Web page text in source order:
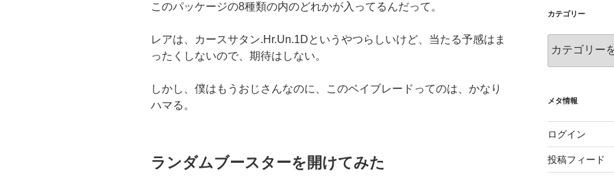
このパッケージの8種類の内のどれかが入ってるんだって。
レアは、カースサタン.Hr.Un.1Dというやつらしいけど、当たる予感はま
ったくしないので、期待はしない。
しかし、僕はもうおじさんなのに、このベイブレードってのは、かなり
ハマる。
ランダムブースターを開けてみた
ブ
カテゴリー
テ
ー
メタ情報
ログイン
投稿フィード